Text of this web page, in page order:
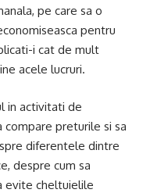
pe care sa o
pentru
i cat de mult
acele lucruri.
in activitati de
compare preturile si sa
diferentele dintre
despre cum sa
evite cheltuielile